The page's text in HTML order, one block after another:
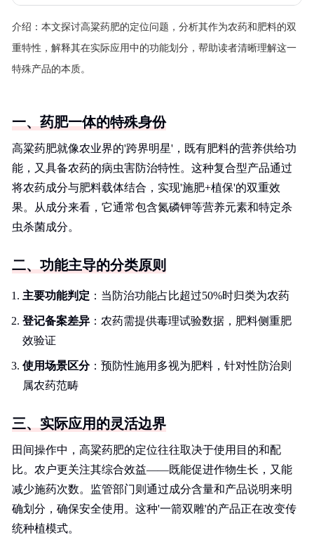
介绍： 本文探讨高粱药肥的定位问题，分析其作为农药和肥料的双
重特性，解释其在实际应用中的功能划分，帮助读者清晰理解这一
特殊产品的本质。
一、药肥一体的特殊身份
高粱药肥就像农业界的'跨界明星'，既有肥料的营养供给功
能，又具备农药的病虫害防治特性。这种复合型产品通过
将农药成分与肥料载体结合，实现'施肥+植保'的双重效
果。从成分来看，它通常包含氮磷钾等营养元素和特定杀
虫杀菌成分。
二、功能主导的分类原则
主要功能判定 ：当防治功能占比超过50%时归类为农药
登记备案差异 ：农药需提供毒理试验数据，肥料侧重肥
效验证
使用场景区分：预防性施用多视为肥料，针对性防治则
属农药范畴
三、实际应用的灵活边界
田间操作中，高粱药肥的定位往往取决于使用目的和配
比。农户更关注其综合效益——既能促进作物生长，又能
减少施药次数。监管部门则通过成分含量和产品说明来明
确划分，确保安全使用。这种'一箭双雕'的产品正在改变传
统种植模式。